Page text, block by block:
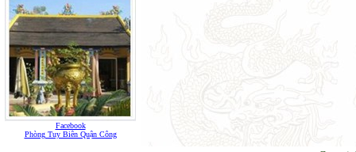
Facebook
Phòng Tuy Biên Quận Công